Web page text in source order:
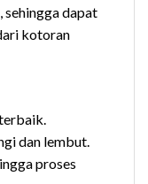
sehingga dapat
kotoran
dan lembut.
proses